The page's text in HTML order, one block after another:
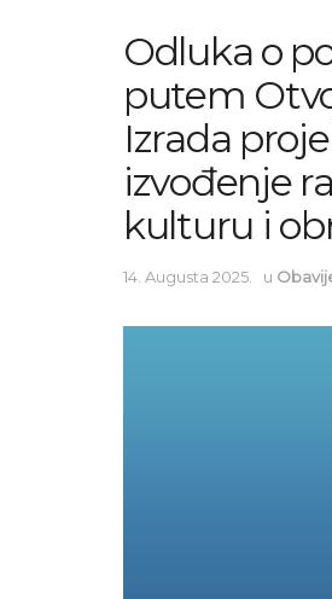
Odluka o
putem
Izrada
izvođenje
kulturu i
14. Augusta 2025. u